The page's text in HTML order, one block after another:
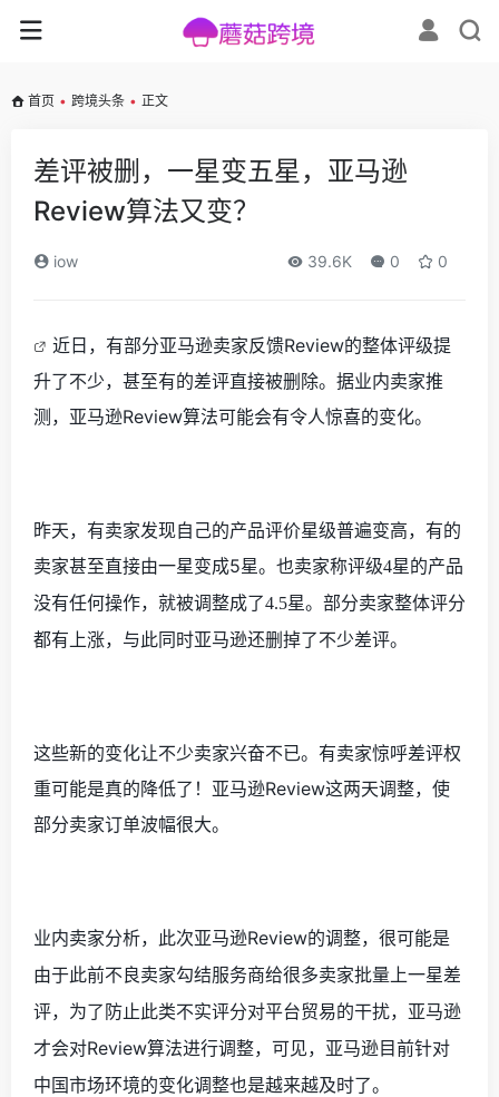
首页 • 跨境头条 • 正文
差评被删，一星变五星，亚马逊
Review算法又变？
iow 39.6K 0 0
近日，有部分亚马逊卖家反馈Review的整体评级提
升了不少，甚至有的差评直接被删除。 据业内卖家推
测，亚马逊Review算法可能会有令人惊喜的变化。
昨天，有卖家发现自己的产品评价星级普遍变高，有的
卖家甚至直接由一星变成5星。也卖家称评级4星的产品
没有任何操作，就被调整成了4.5星。部分卖家整体评分
都有上涨，与此同时亚马逊还删掉了不少差评。
这些新的变化让不少卖家兴奋不已。有卖家惊呼差评权
重可能是真的降低了！亚马逊Review这两天调整，使
部分卖家订单波幅很大。
业内卖家分析， 此次亚马逊Review的调整， 很可能是
由于此前不良卖家勾结服务商给很多卖家批量上一星差
评， 为了防止此类不实评分对平台贸易的干扰，亚马逊
才会对Review算法进行调整，可见，
亚马逊目前针对
中国市场环境的变化调整也是越来越及时了。